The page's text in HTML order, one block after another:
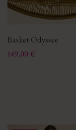
Basket Odyssee
Prix
149,00 €